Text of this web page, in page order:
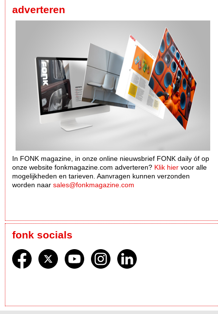
adverteren
In FONK magazine, in onze online nieuwsbrief FONK daily óf op
onze website fonkmagazine.com adverteren? Klik hier voor alle
mogelijkheden en tarieven. Aanvragen kunnen verzonden
worden naar sales@fonkmagazine.com
fonk socials